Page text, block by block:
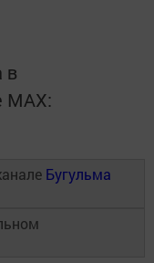
в
MАХ:
Бугульма